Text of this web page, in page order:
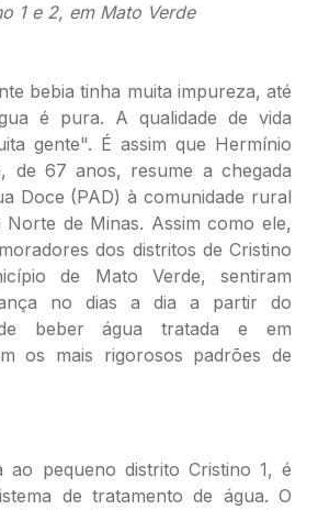
1 e 2, em Mato Verde
bebia tinha muita impureza, até
é pura. A qualidade de vida
gente". É assim que Hermínio
de 67 anos, resume a chegada
Doce (PAD) à comunidade rural
de Minas. Assim como ele,
dos distritos de Cristino
de Mato Verde, sentiram
no dias a dia a partir do
beber água tratada e em
os mais rigorosos padrões de
ao pequeno distrito Cristino 1, é
de tratamento de água. O